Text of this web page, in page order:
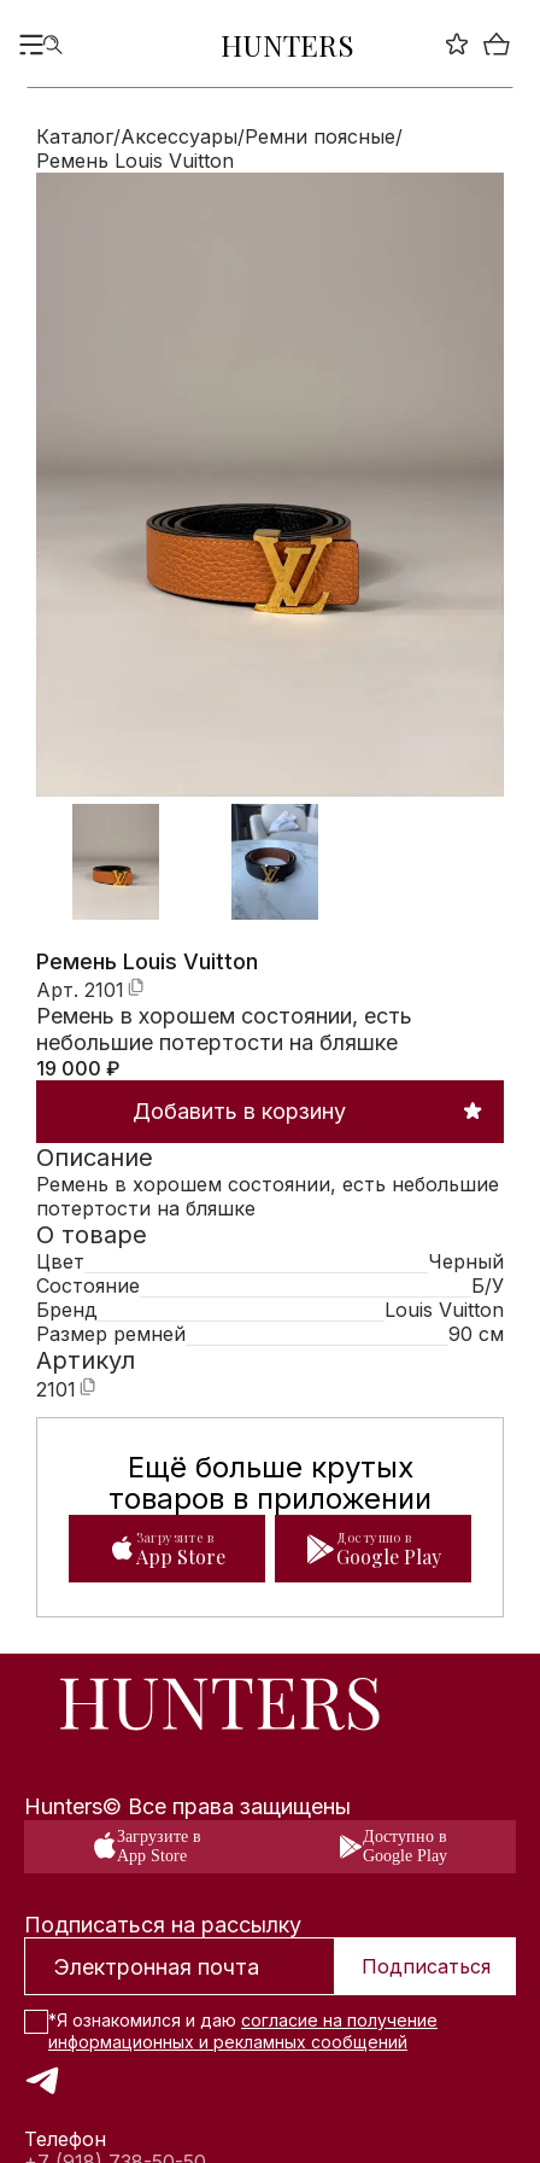
HUNTERS
Каталог/Аксессуары/Ремни поясные/
Ремень Louis Vuitton
Ремень Louis Vuitton
Арт. 2101
Ремень в хорошем состоянии, есть
небольшие потертости на бляшке
19 000 ₽
Добавить в корзину
Описание
Ремень в хорошем состоянии, есть небольшие
потертости на бляшке
О товаре
Цвет
Черный
Состояние
Б/У
Бренд
Louis Vuitton
Размер ремней
90 см
Артикул
2101
Ещё больше крутых
товаров в приложении
Мобильное приложение
Загрузите в
App Store
Доступно в
Google Play
Hunters© Все права защищены
Загрузите в
App Store
Доступно в
Google Play
Подписаться на рассылку
Подписаться
*Я ознакомился и даю согласие на получение
информационных и рекламных сообщений
Телефон